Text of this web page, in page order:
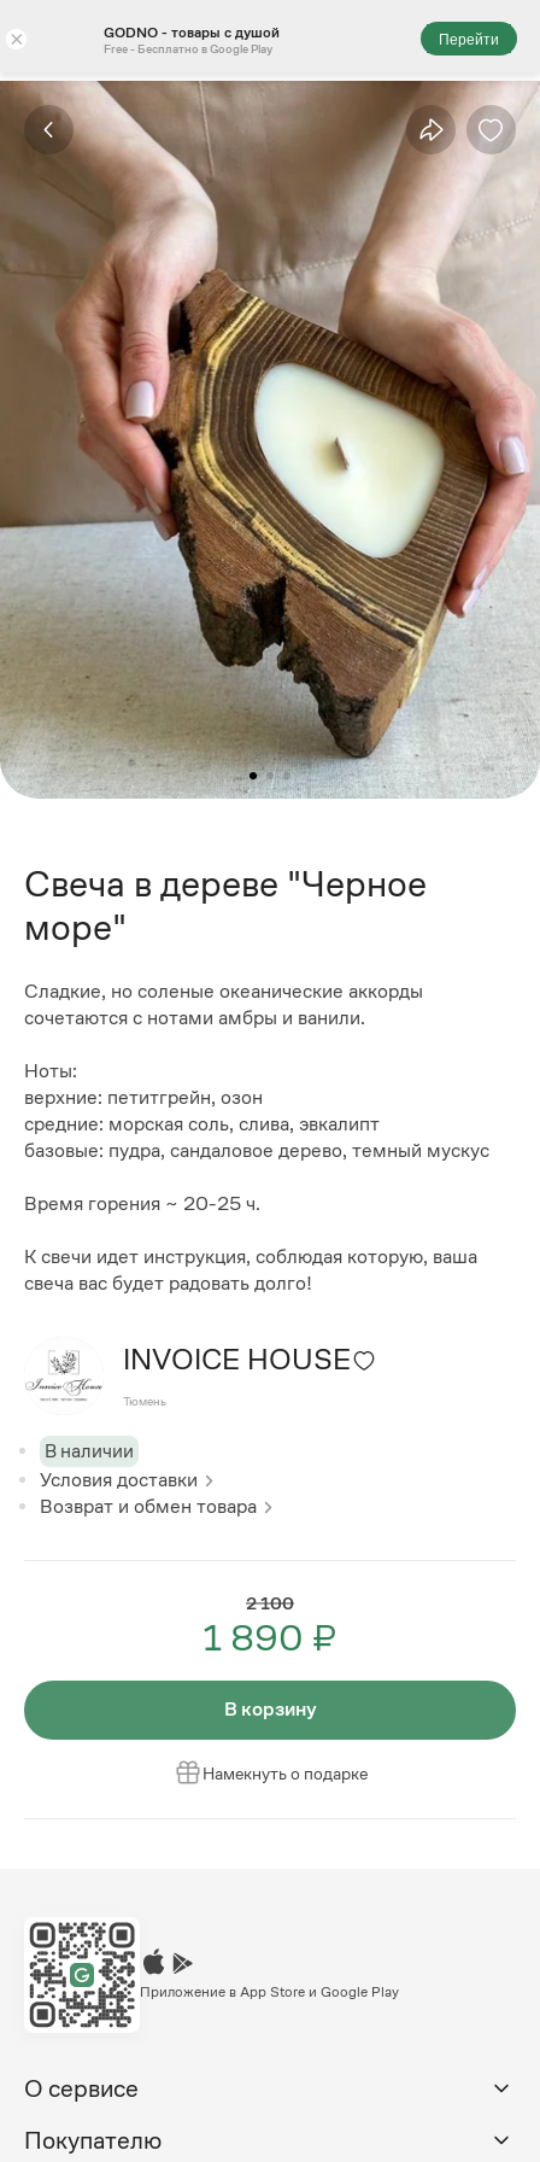
× GODNO - товары с душой
Free - Бесплатно в Google Play
Перейти
Свеча в дереве "Черное
море"
Сладкие, но соленые океанические аккорды
сочетаются с нотами амбры и ванили.
Ноты:
верхние: петитгрейн, озон
средние: морская соль, слива, эвкалипт
базовые: пудра, сандаловое дерево, темный мускус
Время горения ~ 20-25 ч.
К свечи идет инструкция, соблюдая которую, ваша
свеча вас будет радовать долго!
INVOICE HOUSE
Тюмень
В наличии
Условия доставки
Возврат и обмен товара
2 100
1 890 ₽
В корзину
Намекнуть о подарке
Приложение в App Store и Google Play
О сервисе
Покупателю